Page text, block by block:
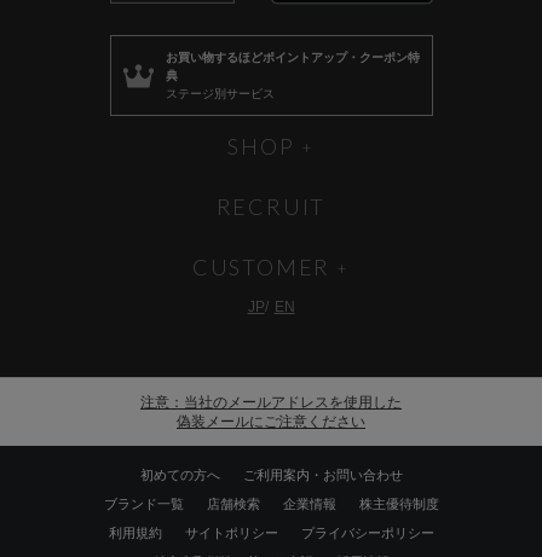
お買い物するほどポイントアップ・クーポン特
典
ステージ別サービス
SHOP
RECRUIT
CUSTOMER
JP EN
注意：当社のメールアドレスを使用した
偽装メールにご注意ください
初めての方へ
ご利用案内・お問い合わせ
ブランド一覧
店舗検索 企業情報
株主優待制度
利用規約
サイトポリシー
プライバシーポリシー